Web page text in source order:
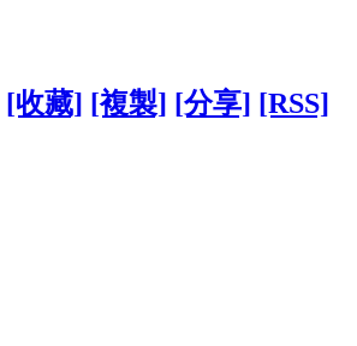
[收藏] [複製] [分享] [RSS]